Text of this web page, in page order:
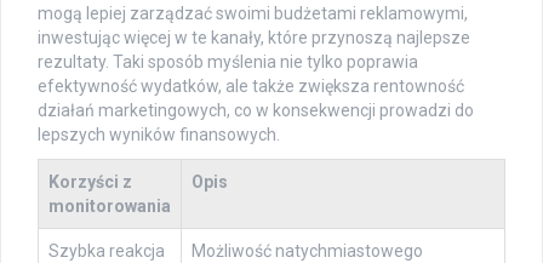
mogą lepiej zarządzać swoimi budżetami reklamowymi,
inwestując więcej w te kanały, które przynoszą najlepsze
rezultaty. Taki sposób myślenia nie tylko poprawia
efektywność wydatków, ale także zwiększa rentowność
działań marketingowych, co w konsekwencji prowadzi do
lepszych wyników finansowych.
Korzyści z
monitorowania
Opis
Szybka reakcja
Możliwość natychmiastowego